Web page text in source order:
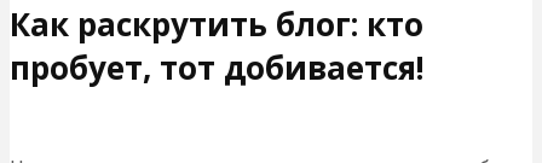
Как раскрутить блог: кто
пробует, тот добивается!